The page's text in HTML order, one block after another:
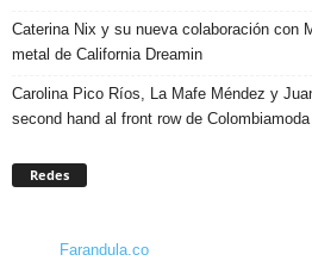
Caterina Nix y su nueva colaboración con
metal de California Dreamin
Carolina Pico Ríos, La Mafe Méndez y
second hand al front row de
Redes
Farandula.co